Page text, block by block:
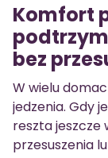
Komfort
bez
W wielu
jedzenia. Gdy
reszta jeszcze
przesuszenia